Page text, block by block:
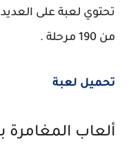
تحتوي لعبة على
من 190 مرحلة .
تحميل لعبة
ألعاب المغامرة